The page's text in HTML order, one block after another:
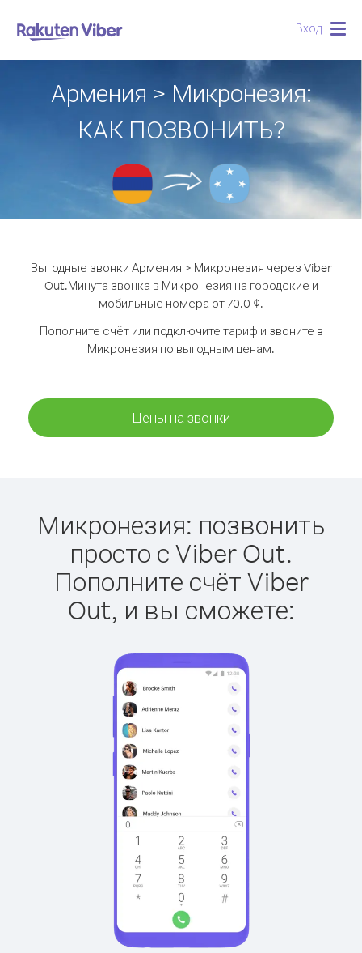
Вход
Армения > Микронезия:
КАК ПОЗВОНИТЬ?
Выгодные звонки Армения > Микронезия через Viber
Out.Минута звонка в Микронезия на городские и
мобильные номера от 70.0 ¢.
Пополните счёт или подключите тариф и звоните в
Микронезия по выгодным ценам.
Цены на звонки
Микронезия: позвонить
просто с Viber Out.
Пополните счёт Viber
Out, и вы сможете: